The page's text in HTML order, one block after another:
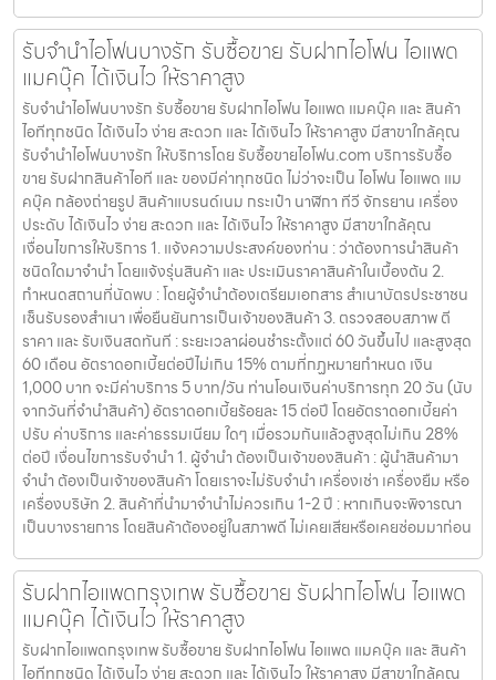
รับจำนำไอโฟนบางรัก รับซื้อขาย รับฝากไอโฟน ไอแพด
แมคบุ๊ค ได้เงินไว ให้ราคาสูง
รับจำนำไอโฟนบางรัก รับซื้อขาย รับฝากไอโฟน ไอแพด แมคบุ๊ค และ สินค้า
ไอทีทุกชนิด ได้เงินไว ง่าย สะดวก และ ได้เงินไว ให้ราคาสูง มีสาขาใกล้คุณ
รับจำนำไอโฟนบางรัก ให้บริการโดย รับซื้อขายไอโฟน.com บริการรับซื้อ
ขาย รับฝากสินค้าไอที และ ของมีค่าทุกชนิด ไม่ว่าจะเป็น ไอโฟน ไอแพด แม
คบุ๊ค กล้องถ่ายรูป สินค้าแบรนด์เนม กระเป๋า นาฬิกา ทีวี จักรยาน เครื่อง
ประดับ ได้เงินไว ง่าย สะดวก และ ได้เงินไว ให้ราคาสูง มีสาขาใกล้คุณ
เงื่อนไขการให้บริการ 1. แจ้งความประสงค์ของท่าน : ว่าต้องการนำสินค้า
ชนิดใดมาจำนำ โดยแจ้งรุ่นสินค้า และ ประเมินราคาสินค้าในเบื้องต้น 2.
กำหนดสถานที่นัดพบ : โดยผู้จำนำต้องเตรียมเอกสาร สำเนาบัตรประชาชน
เซ็นรับรองสำเนา เพื่อยืนยันการเป็นเจ้าของสินค้า 3. ตรวจสอบสภาพ ตี
ราคา และ รับเงินสดทันที : ระยะเวลาผ่อนชำระตั้งแต่ 60 วันขึ้นไป และสูงสุด
60 เดือน อัตราดอกเบี้ยต่อปีไม่เกิน 15% ตามที่กฏหมายกำหนด เงิน
1,000 บาท จะมีค่าบริการ 5 บาท/วัน ท่านโอนเงินค่าบริการทุก 20 วัน (นับ
จากวันที่จำนำสินค้า) อัตราดอกเบี้ยร้อยละ 15 ต่อปี โดยอัตราดอกเบี้ยค่า
ปรับ ค่าบริการ และค่าธรรมเนียม ใดๆ เมื่อรวมกันแล้วสูงสุดไม่เกิน 28%
ต่อปี เงื่อนไขการรับจำนำ 1. ผู้จำนำ ต้องเป็นเจ้าของสินค้า : ผู้นำสินค้ามา
จำนำ ต้องเป็นเจ้าของสินค้า โดยเราจะไม่รับจำนำ เครื่องเช่า เครื่องยืม หรือ
เครื่องบริษัท 2. สินค้าที่นำมาจำนำไม่ควรเกิน 1-2 ปี : หากเกินจะพิจารณา
เป็นบางรายการ โดยสินค้าต้องอยู่ในสภาพดี ไม่เคยเสียหรือเคยซ่อมมาก่อน
รับฝากไอแพดกรุงเทพ รับซื้อขาย รับฝากไอโฟน ไอแพด
แมคบุ๊ค ได้เงินไว ให้ราคาสูง
รับฝากไอแพดกรุงเทพ รับซื้อขาย รับฝากไอโฟน ไอแพด แมคบุ๊ค และ สินค้า
ไอทีทุกชนิด ได้เงินไว ง่าย สะดวก และ ได้เงินไว ให้ราคาสูง มีสาขาใกล้คุณ